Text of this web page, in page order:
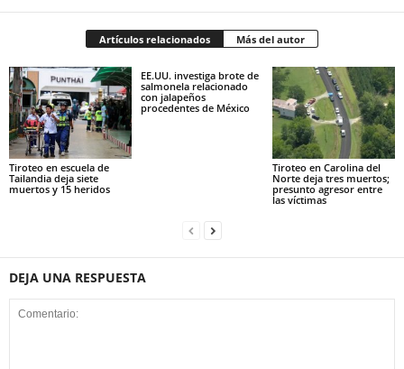
Artículos relacionados Más del autor
Tiroteo en escuela de
Tailandia deja siete
muertos y 15 heridos
EE.UU. investiga brote de
salmonela relacionado
con jalapeños
procedentes de México
Tiroteo en Carolina del
Norte deja tres muertos;
presunto agresor entre
las víctimas
DEJA UNA RESPUESTA